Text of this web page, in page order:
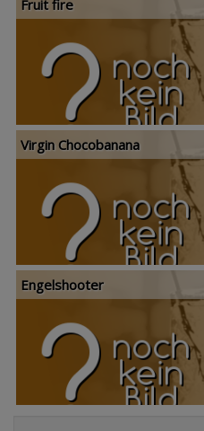
Fruit fire
Virgin Chocobanana
Engelshooter